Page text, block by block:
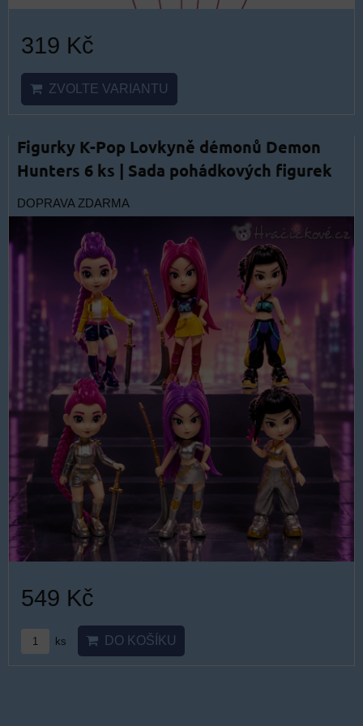
319 Kč
ZVOLTE VARIANTU
Figurky K-Pop Lovkyně démonů Demon
Hunters 6 ks | Sada pohádkových figurek
DOPRAVA ZDARMA
549 Kč
ks DO KOŠÍKU